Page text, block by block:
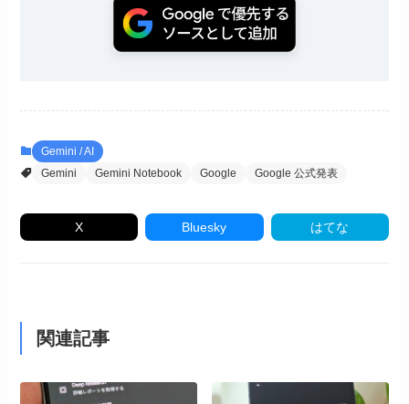
Gemini / AI
Gemini
Gemini Notebook Google Google 公式発表
X Bluesky はてな
関連記事